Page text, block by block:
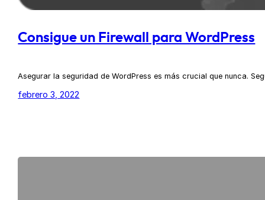
Consigue un Firewall para WordPress
Asegurar la seguridad de WordPress es más crucial que nunca.
febrero 3, 2022